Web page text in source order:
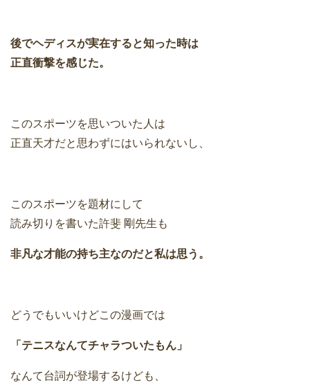
後でヘディスが実在すると知った時は
正直衝撃を感じた。
このスポーツを思いついた人は
正直天才だと思わずにはいられないし、
このスポーツを題材にして
読み切りを書いた許斐 剛先生も
非凡な才能の持ち主なのだと私は思う。
どうでもいいけどこの漫画では
「テニスなんてチャラついたもん」
なんて台詞が登場するけども、